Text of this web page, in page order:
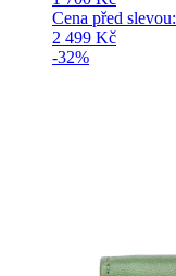
Cena před slevou:
2 499 Kč
-32%